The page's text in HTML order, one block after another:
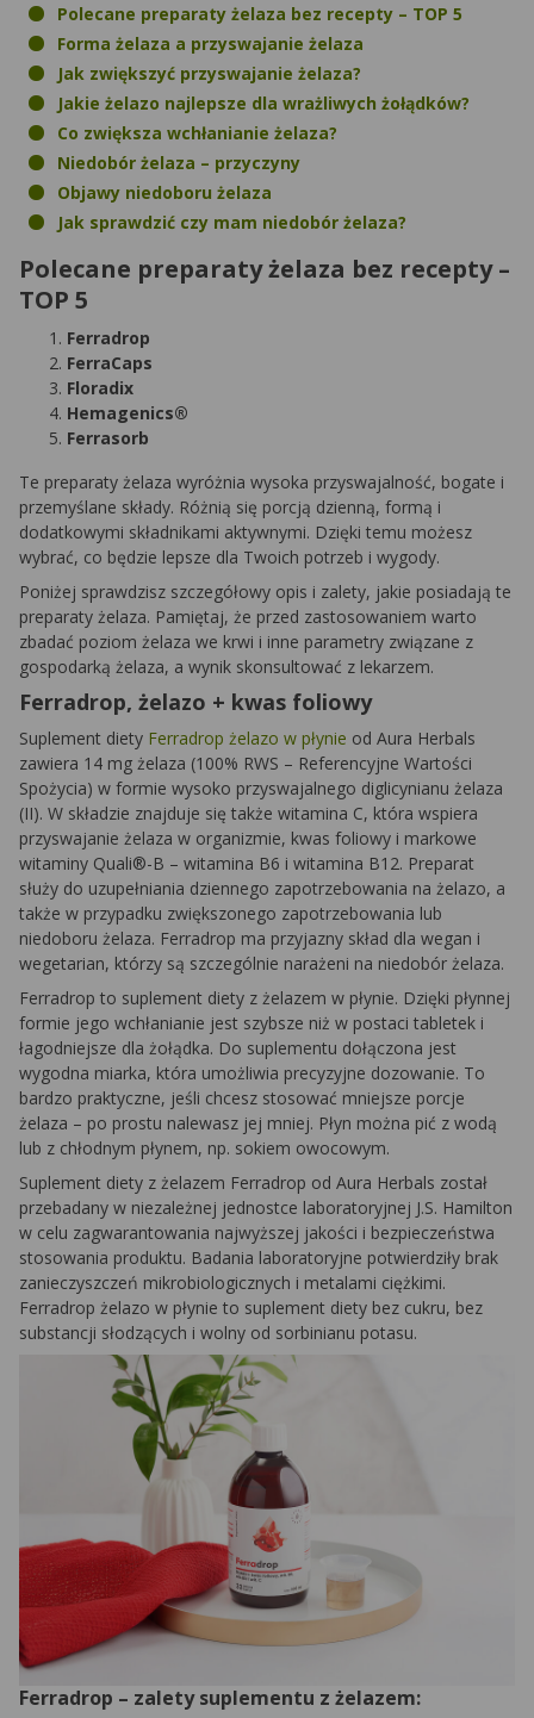
Polecane preparaty żelaza bez recepty – TOP 5
Forma żelaza a przyswajanie żelaza
Jak zwiększyć przyswajanie żelaza?
Jakie żelazo najlepsze dla wrażliwych żołądków?
Co zwiększa wchłanianie żelaza?
Niedobór żelaza – przyczyny
Objawy niedoboru żelaza
Jak sprawdzić czy mam niedobór żelaza?
Polecane preparaty żelaza bez recepty –
TOP 5
Ferradrop
FerraCaps
Floradix
Hemagenics®
Ferrasorb
Te preparaty żelaza wyróżnia wysoka przyswajalność, bogate i
przemyślane składy. Różnią się porcją dzienną, formą i
dodatkowymi składnikami aktywnymi. Dzięki temu możesz
wybrać, co będzie lepsze dla Twoich potrzeb i wygody.
Poniżej sprawdzisz szczegółowy opis i zalety, jakie posiadają te
preparaty żelaza. Pamiętaj, że przed zastosowaniem warto
zbadać poziom żelaza we krwi i inne parametry związane z
gospodarką żelaza, a wynik skonsultować z lekarzem.
Ferradrop, żelazo + kwas foliowy
Suplement diety Ferradrop żelazo w płynie od Aura Herbals
zawiera 14 mg żelaza (100% RWS – Referencyjne Wartości
Spożycia) w formie wysoko przyswajalnego diglicynianu żelaza
(II). W składzie znajduje się także witamina C, która wspiera
przyswajanie żelaza w organizmie, kwas foliowy i markowe
witaminy Quali®-B – witamina B6 i witamina B12. Preparat
służy do uzupełniania dziennego zapotrzebowania na żelazo, a
także w przypadku zwiększonego zapotrzebowania lub
niedoboru żelaza. Ferradrop ma przyjazny skład dla wegan i
wegetarian, którzy są szczególnie narażeni na niedobór żelaza.
Ferradrop to suplement diety z żelazem w płynie. Dzięki płynnej
formie jego wchłanianie jest szybsze niż w postaci tabletek i
łagodniejsze dla żołądka. Do suplementu dołączona jest
wygodna miarka, która umożliwia precyzyjne dozowanie. To
bardzo praktyczne, jeśli chcesz stosować mniejsze porcje
żelaza – po prostu nalewasz jej mniej. Płyn można pić z wodą
lub z chłodnym płynem, np. sokiem owocowym.
Suplement diety z żelazem Ferradrop od Aura Herbals został
przebadany w niezależnej jednostce laboratoryjnej J.S. Hamilton
w celu zagwarantowania najwyższej jakości i bezpieczeństwa
stosowania produktu. Badania laboratoryjne potwierdziły brak
zanieczyszczeń mikrobiologicznych i metalami ciężkimi.
Ferradrop żelazo w płynie to suplement diety bez cukru, bez
substancji słodzących i wolny od sorbinianu potasu.
Ferradrop – zalety suplementu z żelazem: